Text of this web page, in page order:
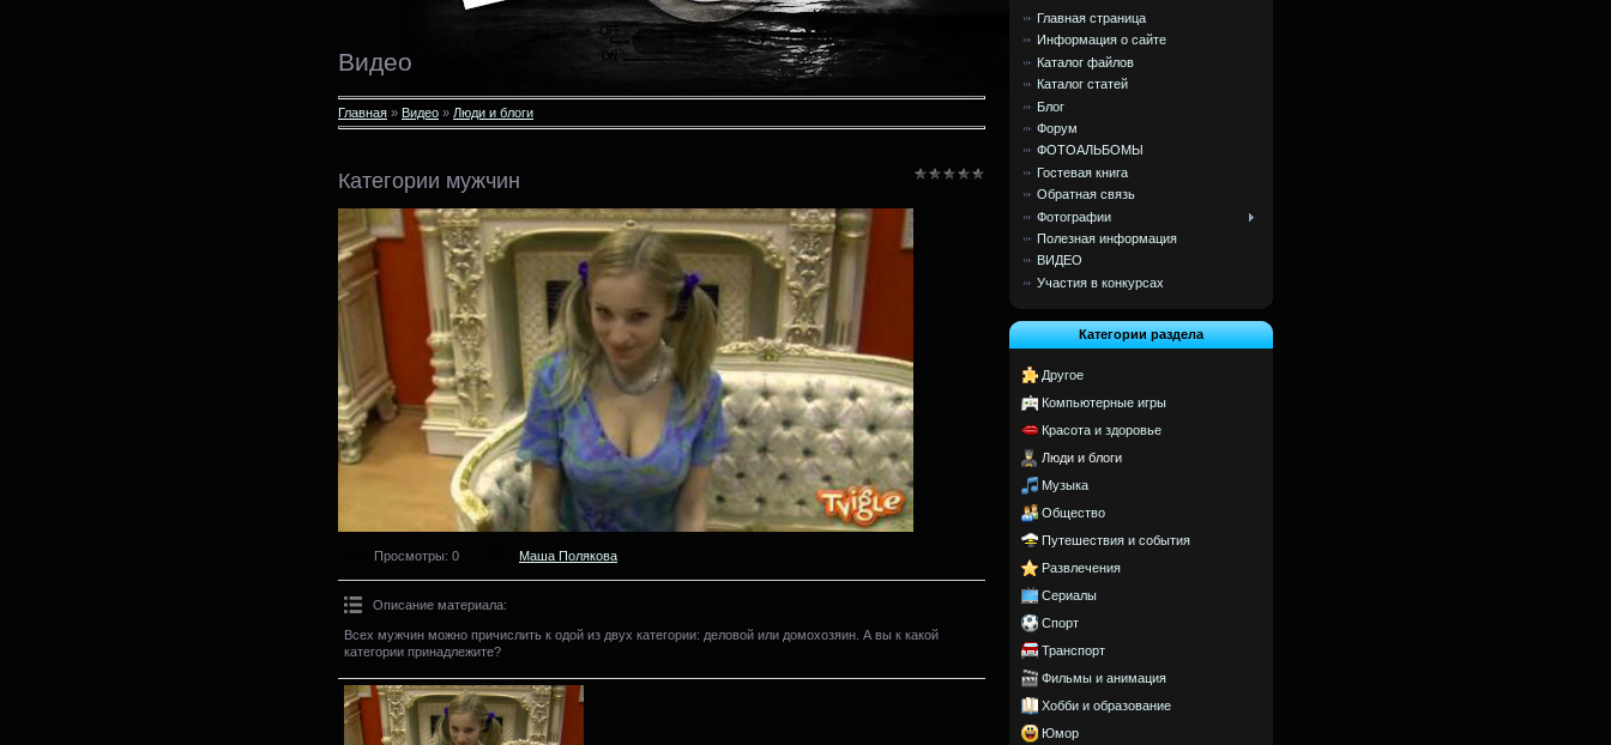
Видео
Главная » Видео » Люди и блоги
Категории мужчин
Просмотры: 0 Маша Полякова
Описание материала:
Всех мужчин можно причислить к одой из двух категории: деловой или домохозяин. А вы к какой
категории принадлежите?
Главная страница
Информация о сайте
Каталог файлов
Каталог статей
Блог
Форум
ФОТОАЛЬБОМЫ
Гостевая книга
Обратная связь
Фотографии
Полезная информация
ВИДЕО
Участия в конкурсах
Категории раздела
Другое
Компьютерные игры
Красота и здоровье
Люди и блоги
Музыка
Общество
Путешествия и события
Развлечения
Сериалы
Спорт
Транспорт
Фильмы и анимация
Хобби и образование
Юмор